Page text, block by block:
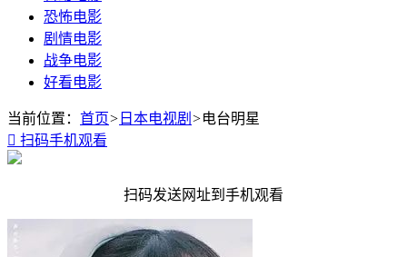
恐怖电影
剧情电影
战争电影
好看电影
当前位置： 首页> 日本电视剧 >电台明星
 扫码手机观看
扫码发送网址到手机观看